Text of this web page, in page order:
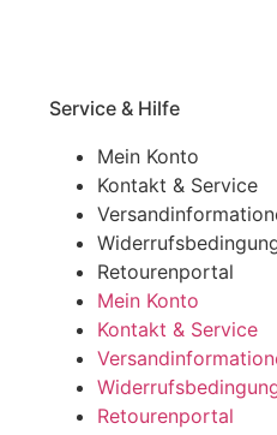
Service & Hilfe
Mein Konto
Kontakt & Service
Retourenportal
Mein Konto
Kontakt & Service
Retourenportal